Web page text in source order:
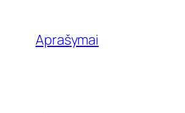
turinio
Aprašymai